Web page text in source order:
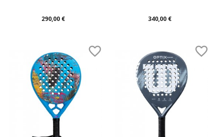
Prix
290,00 € Prix
340,00 €
 